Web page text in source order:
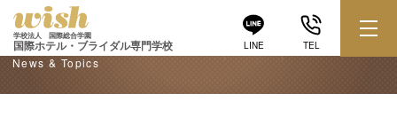
LINE TEL
学校法人 国際総合学園
国際ホテル・ブライダル専門学校
学校からのお知らせ
News & Topics